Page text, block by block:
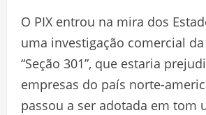
O PIX entrou na mira dos
uma investigação comercial
“Seção 301”, que estaria
empresas do país norte-
passou a ser adotada em tom